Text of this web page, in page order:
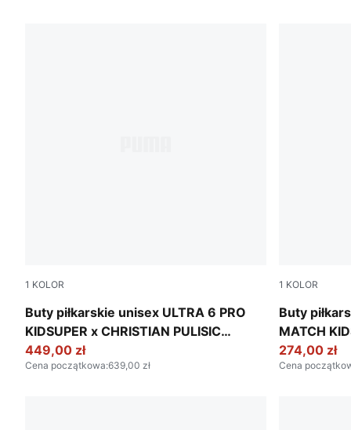
1 KOLOR
Buty piłkarskie unisex ULTRA 6 PRO
KIDSUPER x CHRISTIAN PULISIC
FG/AG
PUMA White-Pink Lilac-Dusky Blue
449,00 zł
Cena początkowa:639,00 zł
1 KOLOR
Buty
MATCH
PULISIC FG/
PUMA
274,00 zł
Cena